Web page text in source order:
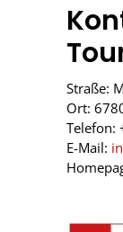
Straße:
Ort:
Telefon:
E-Mail: